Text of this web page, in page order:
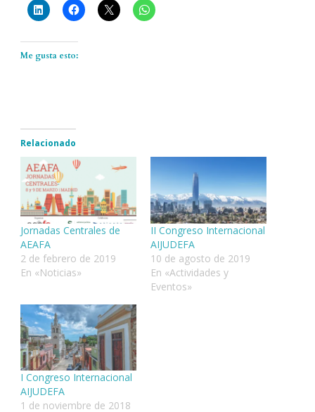
Me gusta esto:
Relacionado
Jornadas Centrales de
AEAFA
2 de febrero de 2019
En «Noticias»
II Congreso Internacional
AIJUDEFA
10 de agosto de 2019
En «Actividades y
Eventos»
I Congreso Internacional
AIJUDEFA
1 de noviembre de 2018